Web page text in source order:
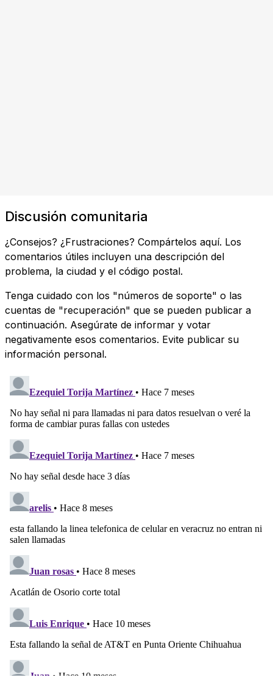
Discusión comunitaria
¿Consejos? ¿Frustraciones? Compártelos aquí. Los
comentarios útiles incluyen una descripción del
problema, la ciudad y el código postal.
Tenga cuidado con los "números de soporte" o las
cuentas de "recuperación" que se pueden publicar a
continuación. Asegúrate de informar y votar
negativamente esos comentarios. Evite publicar su
información personal.